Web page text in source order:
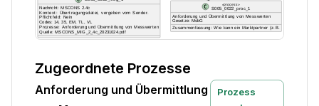
Zugeordnete Prozesse
Anforderung und Übermittlung
Prozess